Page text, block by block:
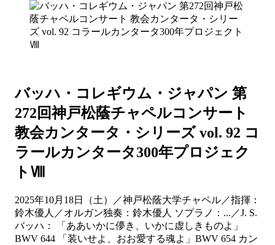
バッハ・コレギウム・ジャパン 第
272回神戸松蔭チャペルコンサート
教会カンタータ・シリーズ vol. 92 コ
ラールカンタータ300年プロジェク
トⅧ
2025年10月18日（土）／神戸松蔭大学チャペル／指揮：
鈴木優人／オルガン独奏：鈴木優人 ソプラノ：...／J. S.
バッハ： 「ああいかに儚き、いかに虚しきものよ」
BWV 644 「装いせよ、おお愛する魂よ」BWV 654 カン